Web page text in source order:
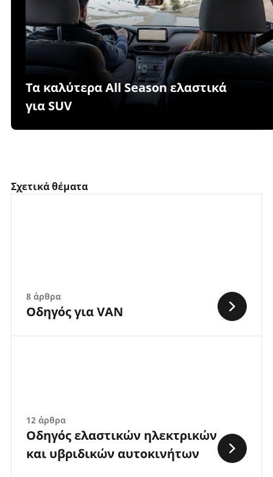
Τα καλύτερα All Season ελαστικά
για SUV
Σχετικά θέματα
8 άρθρα
Οδηγός για VAN
12 άρθρα
Οδηγός ελαστικών ηλεκτρικών
και υβριδικών αυτοκινήτων